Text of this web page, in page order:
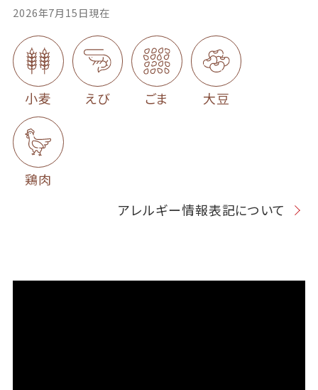
2026年7月15日現在
小麦 えび ごま 大豆
鶏肉
アレルギー情報表記について